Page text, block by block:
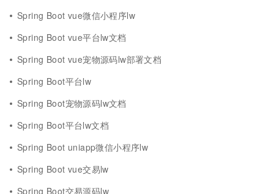
Spring Boot vue微信小程序lw
Spring Boot vue平台lw文档
Spring Boot vue宠物源码lw部署文档
Spring Boot平台lw
Spring Boot宠物源码lw文档
Spring Boot平台lw文档
Spring Boot uniapp微信小程序lw
Spring Boot vue交易lw
Spring Boot交易源码lw